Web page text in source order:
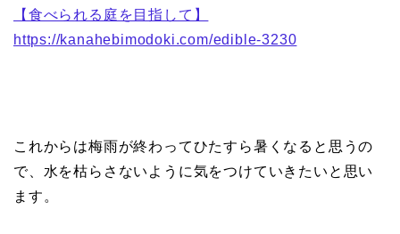
【食べられる庭を目指して】
https://kanahebimodoki.com/edible-3230
これからは梅雨が終わってひたすら暑くなると思うの
で、水を枯らさないように気をつけていきたいと思い
ます。